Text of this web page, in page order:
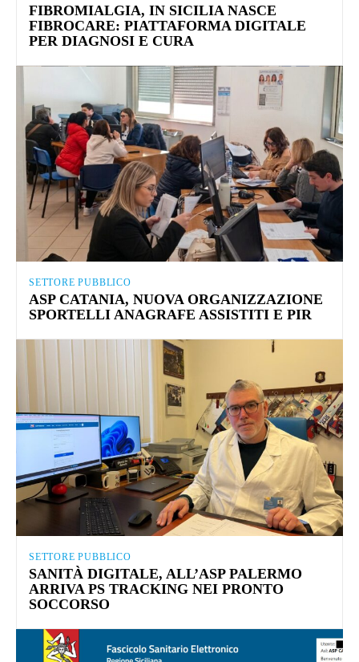
FIBROMIALGIA, IN SICILIA NASCE
FIBROCARE: PIATTAFORMA DIGITALE
PER DIAGNOSI E CURA
SETTORE PUBBLICO
ASP CATANIA, NUOVA ORGANIZZAZIONE
SPORTELLI ANAGRAFE ASSISTITI E PIR
SETTORE PUBBLICO
SANITÀ DIGITALE, ALL’ASP PALERMO
ARRIVA PS TRACKING NEI PRONTO
SOCCORSO